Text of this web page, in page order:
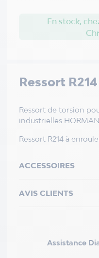
Ressort
Ressort de torsion
industrielles
Ressort R214 à
ACCESSOIRES
AVIS CLIENTS
Assistance
En stock,